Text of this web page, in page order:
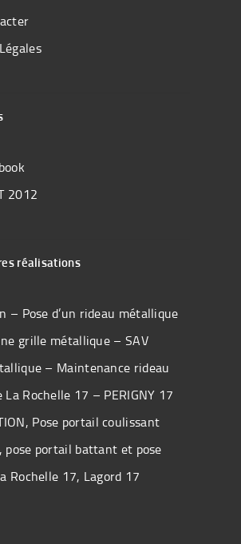
2012
réalisations
– Pose d’un rideau métallique
grille métallique – SAV
– Maintenance rideau
Rochelle 17 – PERIGNY 17
Pose portail coulissant
pose portail battant et pose
Rochelle 17, Lagord 17